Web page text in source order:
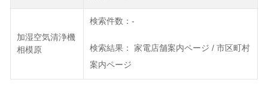
加湿空気清浄機
相模原
検索件数：-
検索結果： 家電店舗案内ページ / 市区町村
案内ページ